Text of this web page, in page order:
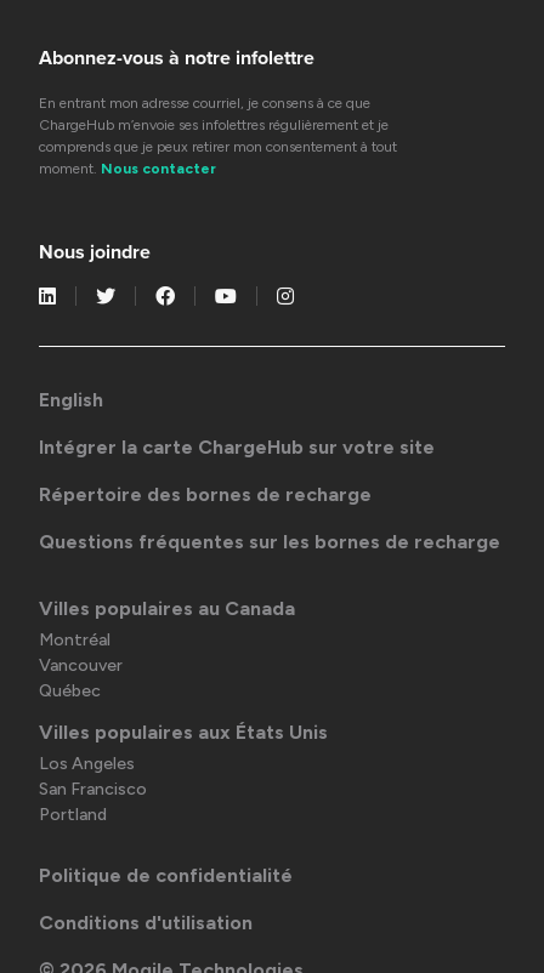
Abonnez-vous à notre infolettre
En entrant mon adresse courriel, je consens à ce que
ChargeHub m’envoie ses infolettres régulièrement et je
comprends que je peux retirer mon consentement à tout
moment. Nous contacter
Nous joindre
English
Intégrer la carte ChargeHub sur votre site
Répertoire des bornes de recharge
Questions fréquentes sur les bornes de recharge
Villes populaires au Canada
Montréal
Vancouver
Québec
Villes populaires aux États Unis
Los Angeles
San Francisco
Portland
Politique de confidentialité
Conditions d'utilisation